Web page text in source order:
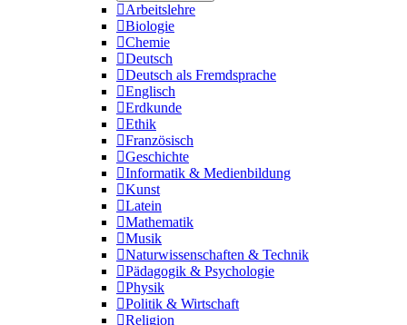
Arbeitslehre
Biologie
Chemie
Deutsch
Deutsch als Fremdsprache
Englisch
Erdkunde
Ethik
Französisch
Geschichte
Informatik & Medienbildung
Kunst
Latein
Mathematik
Musik
Naturwissenschaften & Technik
Pädagogik & Psychologie
Physik
Politik & Wirtschaft
Religion